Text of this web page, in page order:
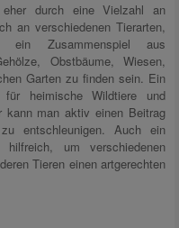
durch eine Vielzahl an
an verschiedenen Tierarten,
ein Zusammenspiel aus
Obstbäume, Wiesen,
Garten zu finden sein. Ein
für heimische Wildtiere und
kann man aktiv einen Beitrag
entschleunigen. Auch ein
um verschiedenen
Tieren einen artgerechten